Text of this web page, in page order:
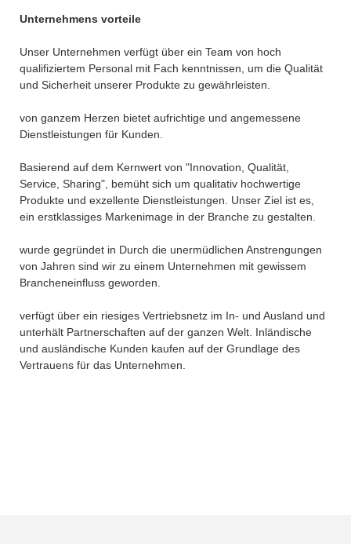
Unternehmens vorteile
Unser Unternehmen verfügt über ein Team von hoch
qualifiziertem Personal mit Fach kenntnissen, um die Qualität
und Sicherheit unserer Produkte zu gewährleisten.
von ganzem Herzen bietet aufrichtige und angemessene
Dienstleistungen für Kunden.
Basierend auf dem Kernwert von "Innovation, Qualität,
Service, Sharing", bemüht sich um qualitativ hochwertige
Produkte und exzellente Dienstleistungen. Unser Ziel ist es,
ein erstklassiges Markenimage in der Branche zu gestalten.
wurde gegründet in Durch die unermüdlichen Anstrengungen
von Jahren sind wir zu einem Unternehmen mit gewissem
Brancheneinfluss geworden.
verfügt über ein riesiges Vertriebsnetz im In- und Ausland und
unterhält Partnerschaften auf der ganzen Welt. Inländische
und ausländische Kunden kaufen auf der Grundlage des
Vertrauens für das Unternehmen.